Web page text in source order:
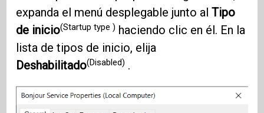
expanda el menú desplegable junto alTipo
de inicio(Startup type ) haciendo clic en él. En la
lista de tipos de inicio, elija
Deshabilitado(Disabled) .